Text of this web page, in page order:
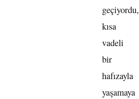
geçiyordu,
kısa
vadeli
bir
hafızayla
yaşamaya